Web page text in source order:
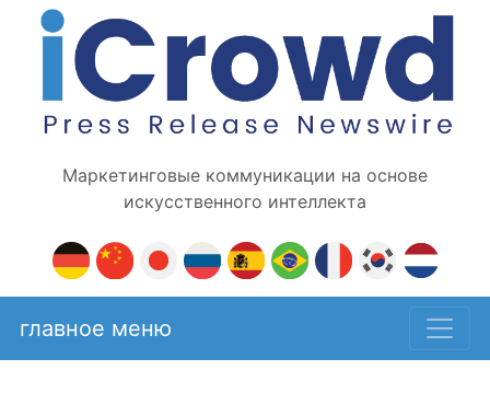
Маркетинговые коммуникации на основе
искусственного интеллекта
главное меню